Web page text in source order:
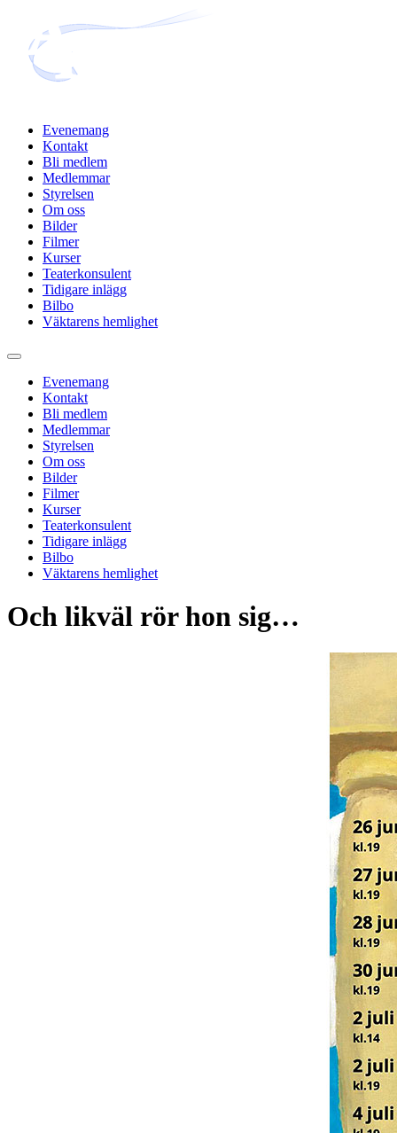
innehåll
Evenemang
Kontakt
Bli medlem
Medlemmar
Styrelsen
Om oss
Bilder
Filmer
Kurser
Teaterkonsulent
Tidigare inlägg
Bilbo
Väktarens hemlighet
Evenemang
Kontakt
Bli medlem
Medlemmar
Styrelsen
Om oss
Bilder
Filmer
Kurser
Teaterkonsulent
Tidigare inlägg
Bilbo
Väktarens hemlighet
Och likväl rör hon sig…